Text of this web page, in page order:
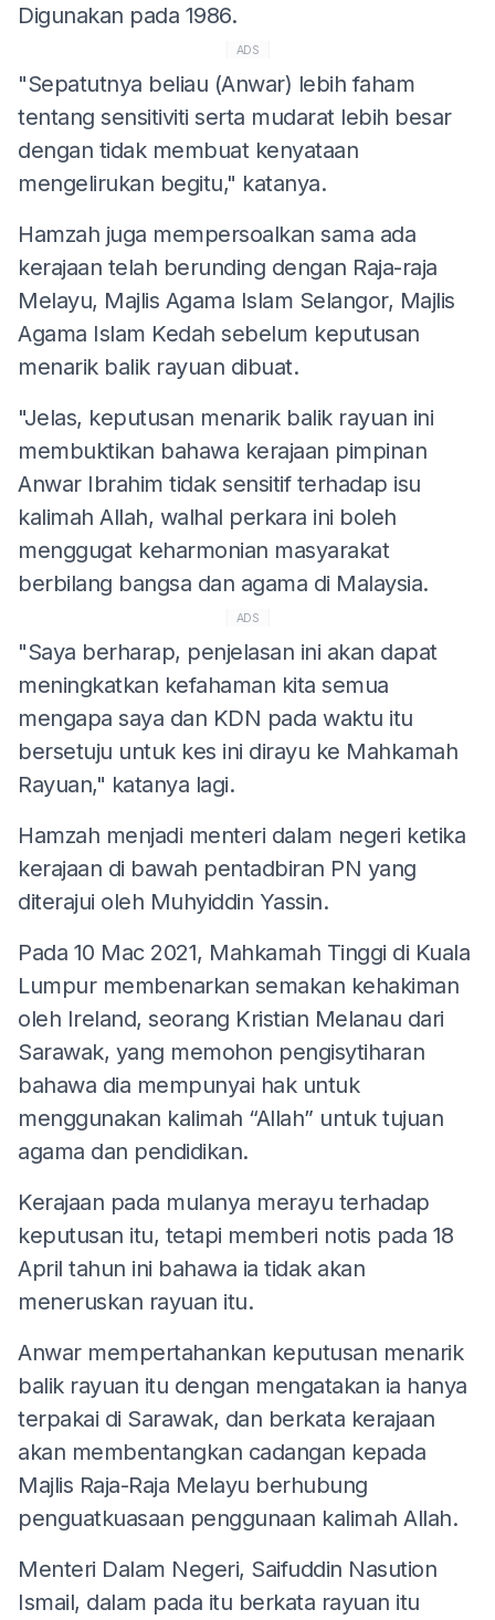
Digunakan pada 1986.
ADS
"Sepatutnya beliau (Anwar) lebih faham
tentang sensitiviti serta mudarat lebih besar
dengan tidak membuat kenyataan
mengelirukan begitu," katanya.
Hamzah juga mempersoalkan sama ada
kerajaan telah berunding dengan Raja-raja
Melayu, Majlis Agama Islam Selangor, Majlis
Agama Islam Kedah sebelum keputusan
menarik balik rayuan dibuat.
"Jelas, keputusan menarik balik rayuan ini
membuktikan bahawa kerajaan pimpinan
Anwar Ibrahim tidak sensitif terhadap isu
kalimah Allah, walhal perkara ini boleh
menggugat keharmonian masyarakat
berbilang bangsa dan agama di Malaysia.
ADS
"Saya berharap, penjelasan ini akan dapat
meningkatkan kefahaman kita semua
mengapa saya dan KDN pada waktu itu
bersetuju untuk kes ini dirayu ke Mahkamah
Rayuan," katanya lagi.
Hamzah menjadi menteri dalam negeri ketika
kerajaan di bawah pentadbiran PN yang
diterajui oleh Muhyiddin Yassin.
Pada 10 Mac 2021, Mahkamah Tinggi di Kuala
Lumpur membenarkan semakan kehakiman
oleh Ireland, seorang Kristian Melanau dari
Sarawak, yang memohon pengisytiharan
bahawa dia mempunyai hak untuk
menggunakan kalimah “Allah” untuk tujuan
agama dan pendidikan.
Kerajaan pada mulanya merayu terhadap
keputusan itu, tetapi memberi notis pada 18
April tahun ini bahawa ia tidak akan
meneruskan rayuan itu.
Anwar mempertahankan keputusan menarik
balik rayuan itu dengan mengatakan ia hanya
terpakai di Sarawak, dan berkata kerajaan
akan membentangkan cadangan kepada
Majlis Raja-Raja Melayu berhubung
penguatkuasaan penggunaan kalimah Allah.
Menteri Dalam Negeri, Saifuddin Nasution
Ismail, dalam pada itu berkata rayuan itu